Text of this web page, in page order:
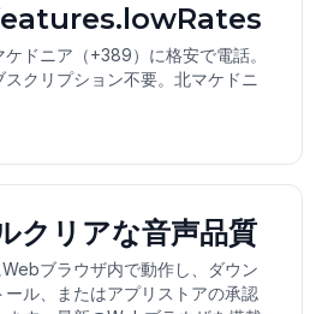
ドニア（+389）に格安で電話。
クリプション不要。北マケドニ
クリアな音声品質
ブラウザ内で動作し、ダウン
ール、またはアプリストアの承認